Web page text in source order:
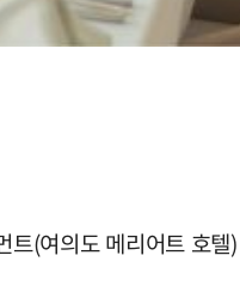
트(여의도 메리어트 호